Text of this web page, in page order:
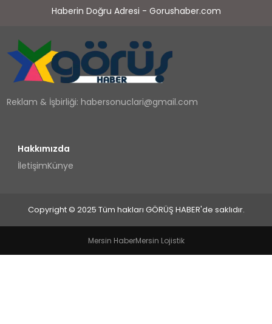
SPOR
TEKNOLOJI
YAŞAM
Haberin Doğru Adresi - Gorushaber.com
Reklam & İşbirliği:habersonuclari@gmail.com
Hakkımızda
İletişimKünye
Copyright © 2025 Tüm hakları GÖRÜŞ HABER'de saklıdır.
Mersin HaberMersin Lojistik